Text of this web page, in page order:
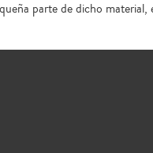
parte de dicho